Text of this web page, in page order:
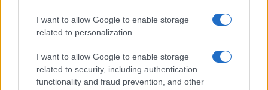
I want to allow Google to enable storage
related to personalization.
I want to allow Google to enable storage
related to security, including authentication
functionality and fraud prevention, and other